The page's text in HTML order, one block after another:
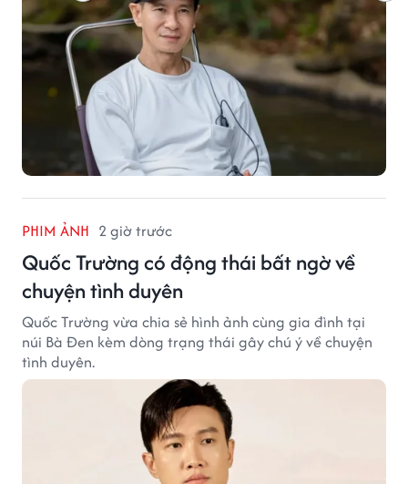
PHIM ẢNH 2 giờ trước
Quốc Trường có động thái bất ngờ về
chuyện tình duyên
Quốc Trường vừa chia sẻ hình ảnh cùng gia đình tại
núi Bà Đen kèm dòng trạng thái gây chú ý về chuyện
tình duyên.